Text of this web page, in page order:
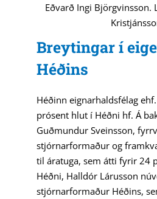
Eðvarð Ingi Björgvinsson.
Breytingar í
Héðins
Héðinn eignarhaldsfélag
prósent hlut í Héðni hf. Á
Guðmundur Sveinsson,
stjórnarformaður og
til áratuga, sem átti fyrir 24
Héðni, Halldór Lárusson
stjórnarformaður Héðins,